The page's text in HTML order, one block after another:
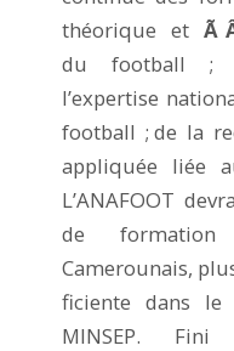
théorique et Ã
du football ;
l’expertise
football ; de la
appliquée liée
L’ANAFOOT
de
Camerounais,
ficiente dans
MINSEP.